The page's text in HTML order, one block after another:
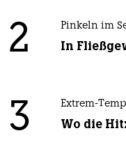
2 Pinkeln im
In
3 Extrem-
Wo die